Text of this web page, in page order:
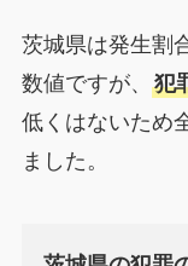
茨城県は発生割
数値ですが、 犯
低くはないため
ました。